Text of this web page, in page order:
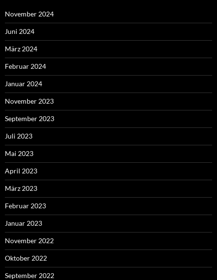
November 2024
Juni 2024
März 2024
Februar 2024
Januar 2024
November 2023
September 2023
Juli 2023
Mai 2023
April 2023
März 2023
Februar 2023
Januar 2023
November 2022
Oktober 2022
September 2022